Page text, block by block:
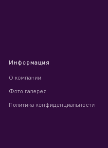
Информация
О компании
Фото галерея
Политика конфиденциальности